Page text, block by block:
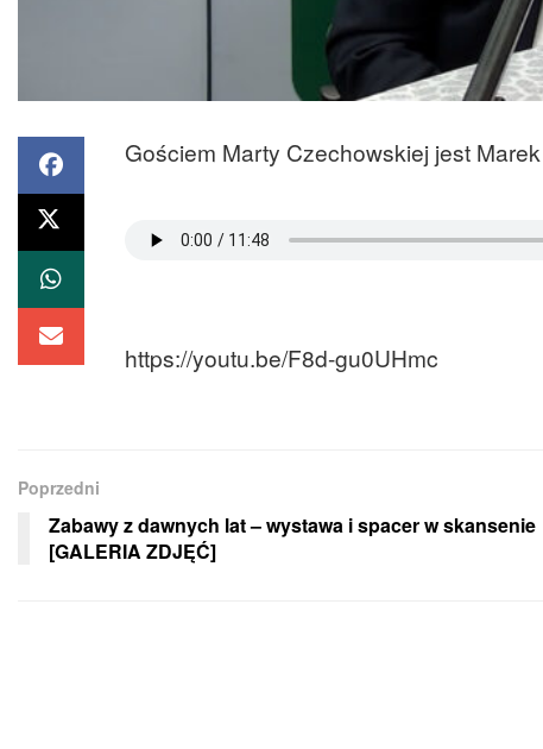
Gościem Marty Czechowskiej jest
https://youtu.be/F8d-gu0UHmc
Poprzedni
Zabawy z dawnych lat – wystawa i spacer w skansenie
[GALERIA ZDJĘĆ]